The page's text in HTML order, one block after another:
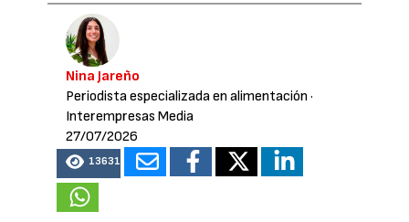
Nina Jareño
Periodista especializada en alimentación ·
Interempresas Media
27/07/2026
13631